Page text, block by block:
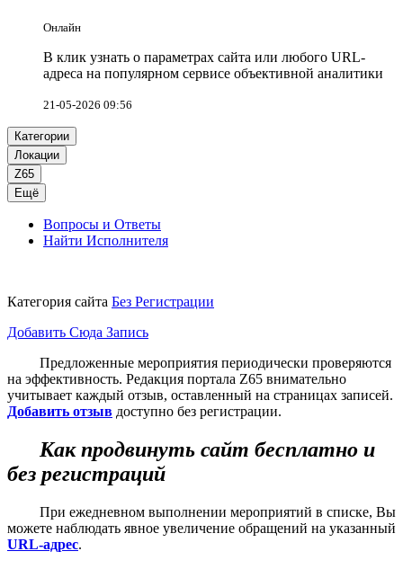
Онлайн
В клик узнать о параметрах сайта или любого URL-
адреса на популярном сервисе объективной аналитики
21-05-2026 09:56
Категории
Локации
Z65
Ещё
Вопросы и Ответы
Найти Исполнителя
Категория сайта Без Регистрации
Добавить Сюда Запись
Предложенные мероприятия периодически проверяются
на эффективность. Редакция портала Z65 внимательно
учитывает каждый отзыв, оставленный на страницах записей.
Добавить отзыв доступно без регистрации.
Как продвинуть сайт бесплатно и
без регистраций
При ежедневном выполнении мероприятий в списке, Вы
можете наблюдать явное увеличение обращений на указанный
URL-адрес.